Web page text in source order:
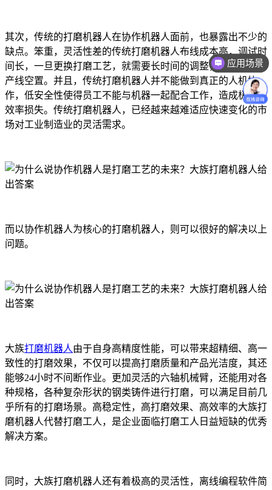
其次，传统的打磨机器人在协作机器人面前，也暴露出不少的
缺点。笨重，灵活性差的传统打磨机器人布线成本高，调试时
间长，一旦更换打磨工艺，就需要长时间的调整，造成较长的
产线空置。并且，传统打磨机器人并不能做到真正的人机协
作，低安全性使得员工不能与机器一起配合工作，造成极大的
效率损失。传统打磨机器人，已经越来越难适应快速变化的市
场对工业制造业的灵活需求。
而以协作机器人为核心的打磨机器人，则可以很好的解决以上
问题。
大族打磨机器人由于自身高精度性能，可以带来超精细、高一
致性的打磨效果，不仅可以提高打磨质量和产品光洁度，其还
能够24小时不间断作业。更加灵活的六轴机械臂，还能用对各
种规格，各种复杂形状的钢类铸件进行打磨，可以满足目前几
乎所有的打磨场景。高稳定性，高打磨效果、高效率的大族打
磨机器人代替打磨工人，是企业面临打磨工人日益短缺的优秀
解决方案。
同时，大族打磨机器人还有着极高的灵活性，离线编程软件简
应用场景